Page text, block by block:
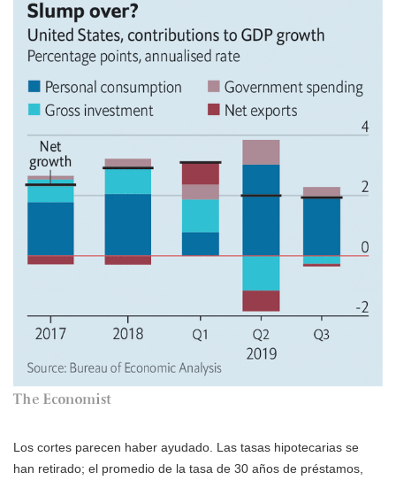
Los cortes parecen haber ayudado. Las tasas hipotecarias se
han retirado; el promedio de la tasa de 30 años de préstamos,